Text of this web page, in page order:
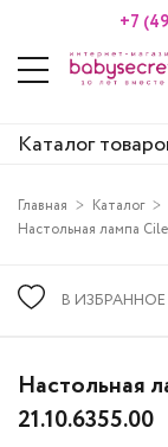
+7
Каталог
Главная Каталог
Настольная лампа
В ИЗБРАННОЕ
Настольная
21.10.6355.00